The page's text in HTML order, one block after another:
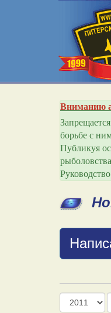
Вниманию
борьбе с
Публикуя
Год